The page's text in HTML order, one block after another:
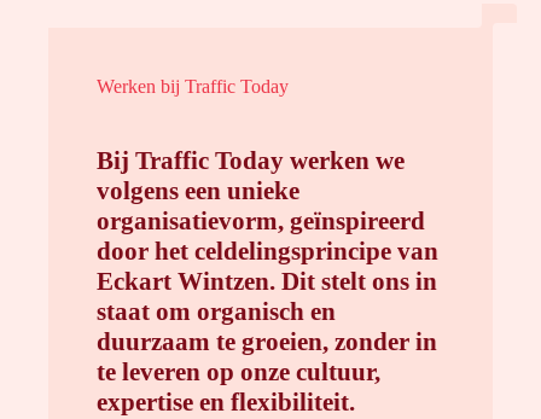
Werken bij Traffic Today
Bij Traffic Today werken we
volgens een unieke
organisatievorm, geïnspireerd
door het celdelingsprincipe van
Eckart Wintzen. Dit stelt ons in
staat om organisch en
duurzaam te groeien, zonder in
te leveren op onze cultuur,
expertise en flexibiliteit.